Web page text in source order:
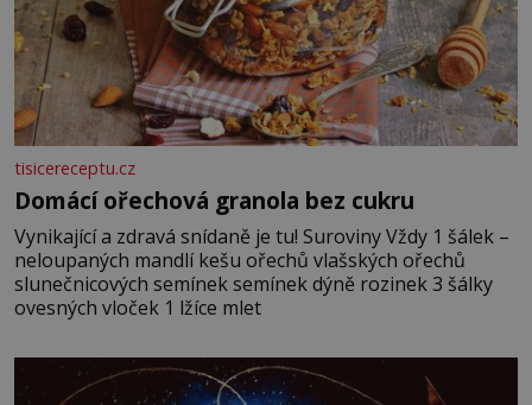
tisicereceptu.cz
Domácí ořechová granola bez cukru
Vynikající a zdravá snídaně je tu! Suroviny Vždy 1 šálek –
neloupaných mandlí kešu ořechů vlašských ořechů
slunečnicových semínek semínek dýně rozinek 3 šálky
ovesných vloček 1 lžíce mlet